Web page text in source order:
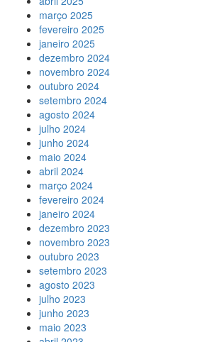
março 2025
fevereiro 2025
janeiro 2025
dezembro 2024
novembro 2024
outubro 2024
setembro 2024
agosto 2024
julho 2024
junho 2024
maio 2024
abril 2024
março 2024
fevereiro 2024
janeiro 2024
dezembro 2023
novembro 2023
outubro 2023
setembro 2023
agosto 2023
julho 2023
junho 2023
maio 2023